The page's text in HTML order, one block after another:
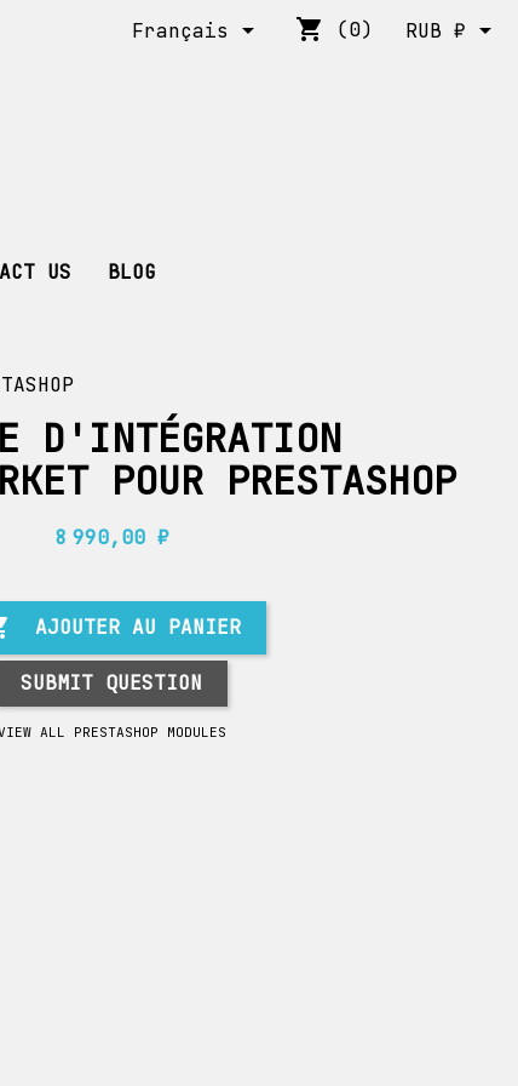
Français  shopping_cart (0) RUB ₽ 
US BLOG
D'INTÉGRATION
POUR PRESTASHOP
8 990,00 ₽
AJOUTER AU PANIER
SUBMIT QUESTION
ALL PRESTASHOP MODULES